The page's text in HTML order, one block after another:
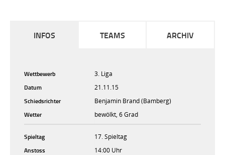
INFOS TEAMS ARCHIV
Wettbewerb
3. Liga
Datum
21.11.15
Schiedsrichter
Benjamin Brand (Bamberg)
Wetter
bewölkt, 6 Grad
Spieltag
17. Spieltag
Anstoss
14:00 Uhr